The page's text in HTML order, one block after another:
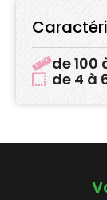
de 100
de 4 à